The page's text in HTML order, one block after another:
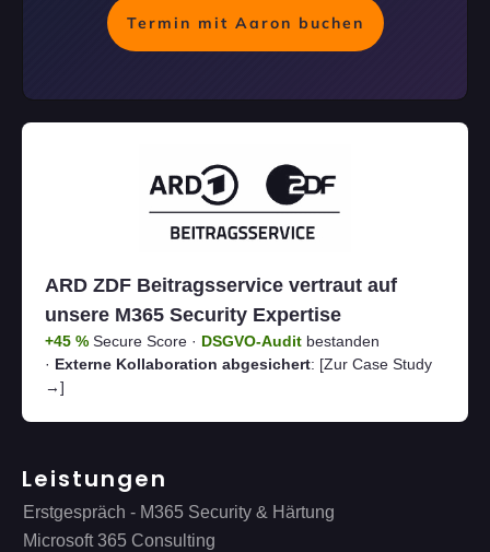
Termin mit Aaron buchen
ARD ZDF Beitragsservice vertraut auf
unsere M365 Security Expertise
+45 % Secure Score · DSGVO-Audit bestanden
· Externe Kollaboration abgesichert: [Zur Case Study
→]
Leistungen
Erstgespräch - M365 Security & Härtung
Microsoft 365 Consulting